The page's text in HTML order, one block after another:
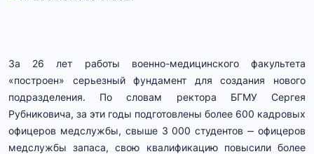
За 26 лет работы военно-медицинского факультета
«построен» серьезный фундамент для создания нового
подразделения. По словам ректора БГМУ Сергея
Рубниковича, за эти годы подготовлены более 600 кадровых
офицеров медслужбы, свыше 3 000 студентов ‒ офицеров
медслужбы запаса, свою квалификацию повысили более